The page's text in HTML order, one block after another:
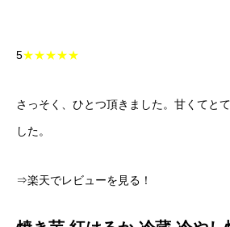
5★★★★★
さっそく、ひとつ頂きました。甘くてと
した。
⇒楽天でレビューを見る！